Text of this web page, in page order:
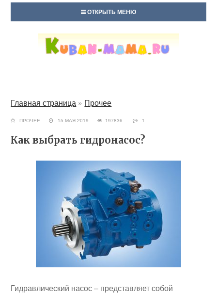
ОТКРЫТЬ МЕНЮ
Главная страница » Прочее
ПРОЧЕЕ 15 МАЯ 2019 197836 1
Как выбрать гидронасос?
Гидравлический насос – представляет собой